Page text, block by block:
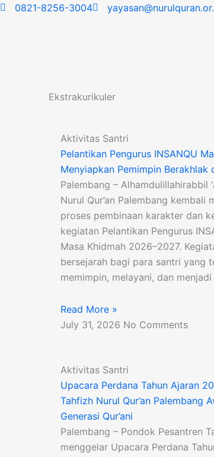
Skip0821-8256-3004
Ekstrakurikuler
Aktivitas Santri
Pelantikan Pengurus INSANQU
Menyiapkan Pemimpin Berakhlak
Palembang – Alhamdulillahirabbil
Nurul Qur’an Palembang
proses pembinaan karakter dan
kegiatan Pelantikan Pengurus
Masa Khidmah 2026–2027.
bersejarah bagi para santri yang
memimpin, melayani, dan menjadi
Read More »
July 31, 2026 No Comments
Aktivitas Santri
Upacara Perdana Tahun Ajaran
Tahfizh Nurul Qur’an Palembang
Generasi Qur’ani
Palembang – Pondok Pesantren
menggelar Upacara Perdana